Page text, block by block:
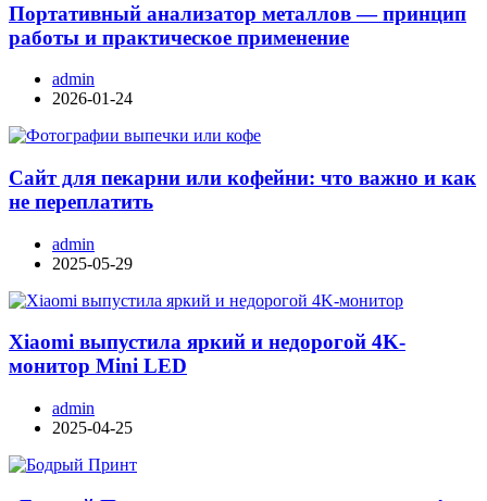
Портативный анализатор металлов — принцип
работы и практическое применение
admin
2026-01-24
Сайт для пекарни или кофейни: что важно и как
не переплатить
admin
2025-05-29
Xiaomi выпустила яркий и недорогой 4K-
монитор Mini LED
admin
2025-04-25